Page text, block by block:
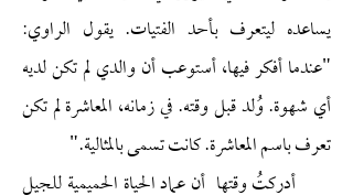
يساعده ليتعرف بأحد الفتيات. يقول الراوي:
"عندما أفكر فيها، أستوعب أن والدي لم تكن لديه
أي شهوة. وُلد قبل وقته. في زمانه، المعاشرة لم تكن
تعرف باسم المعاشرة. كانت تسمى بالمثالية."
أدركتُ وقتها أن عماد الحياة الحميمية للجيل